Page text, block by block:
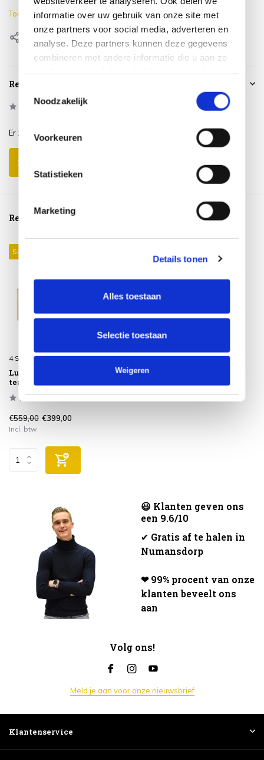
informatie over uw gebruik van onze site met
onze partners voor social media, adverteren en
analyse. Deze partners kunnen deze gegevens
combineren met andere informatie die u aan ze
Noodzakelijk
Voorkeuren
Statistieken
Marketing
Details tonen
Alles toestaan
Selectie toestaan
Weigeren
Toon meer
Reviews
0/5 Based on 0 reviews
Er zijn nog geen reviews geschreven over dit product..
Schrijf je eigen review
Reeds bekeken
Sale 29%
4 Seasons Outdoor
Lucas voetenbank natural
teak 4 Seasons Outdoor
€559,00 €399,00
Incl. btw
😃 Klanten geven ons
een 9.6/10
✔ Gratis af te halen in
Numansdorp
❤ 99% procent van onze
klanten beveelt ons
aan
Volg ons!
Meld je aan voor onze nieuwsbrief
Klantenservice